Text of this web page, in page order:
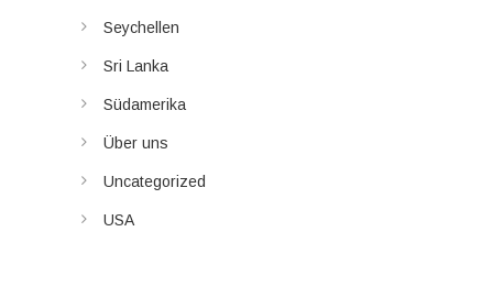
Seychellen
Sri Lanka
Südamerika
Über uns
Uncategorized
USA